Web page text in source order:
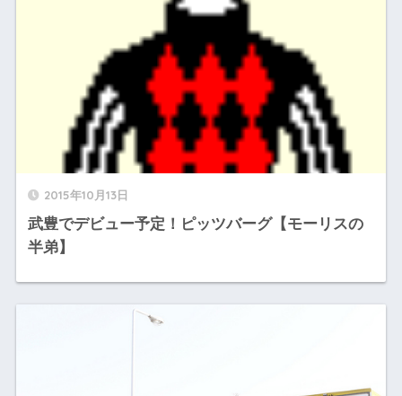
2015年10月13日
武豊でデビュー予定！ピッツバーグ【モーリスの
半弟】